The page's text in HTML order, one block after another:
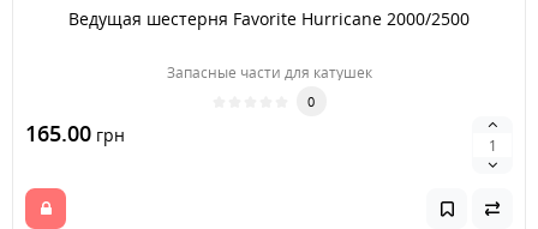
Ведущая шестерня Favorite Hurricane 2000/2500
Запасные части для катушек
0
165.00 грн